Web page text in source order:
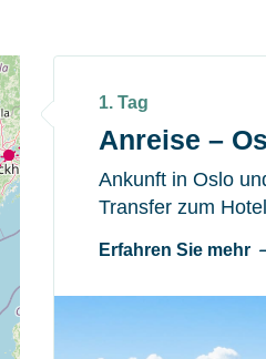
1. Tag
Anreise –
Ankunft in Oslo
Transfer zum
Erfahren Sie mehr